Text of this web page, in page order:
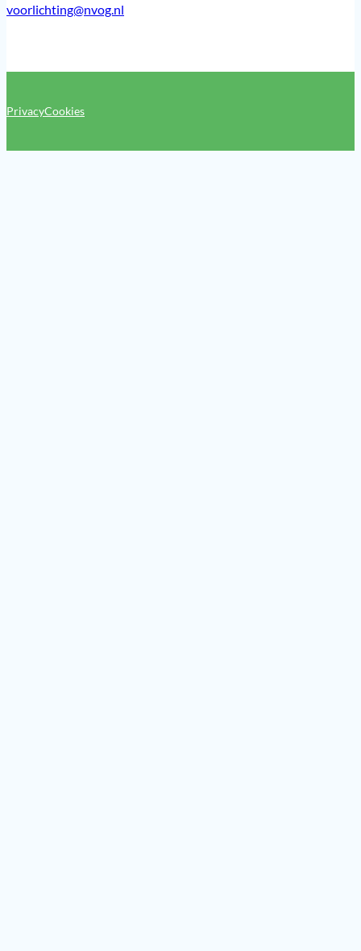
voorlichting@nvog.nl
PrivacyCookies